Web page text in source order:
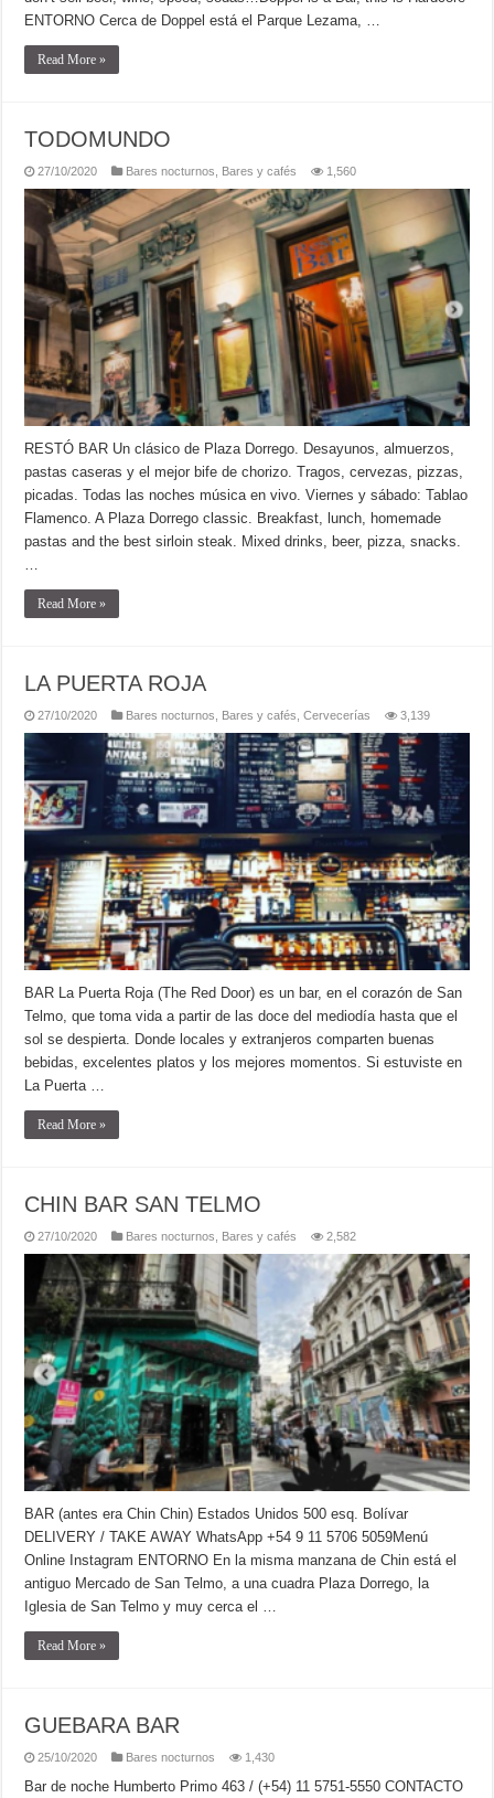
ENTORNO Cerca de Doppel está el Parque Lezama, …
Read More »
TODOMUNDO
27/10/2020 Bares nocturnos Bares y cafés 1,560
RESTÓ BAR Un clásico de Plaza Dorrego. Desayunos, almuerzos,
pastas caseras y el mejor bife de chorizo. Tragos, cervezas, pizzas,
picadas. Todas las noches música en vivo. Viernes y sábado: Tablao
Flamenco. A Plaza Dorrego classic. Breakfast, lunch, homemade
pastas and the best sirloin steak. Mixed drinks, beer, pizza, snacks.
…
Read More »
LA PUERTA ROJA
27/10/2020 Bares nocturnos Bares y cafés ,Cervecerías 3,139
BAR La Puerta Roja (The Red Door) es un bar, en el corazón de San
Telmo, que toma vida a partir de las doce del mediodía hasta que el
sol se despierta. Donde locales y extranjeros comparten buenas
bebidas, excelentes platos y los mejores momentos. Si estuviste en
La Puerta …
Read More »
CHIN BAR SAN TELMO
27/10/2020 Bares nocturnos Bares y cafés 2,582
BAR (antes era Chin Chin) Estados Unidos 500 esq. Bolívar
DELIVERY / TAKE AWAY WhatsApp +54 9 11 5706 5059Menú
Online Instagram ENTORNO En la misma manzana de Chin está el
antiguo Mercado de San Telmo, a una cuadra Plaza Dorrego, la
Iglesia de San Telmo y muy cerca el …
Read More »
GUEBARA BAR
25/10/2020 Bares nocturnos 1,430
Bar de noche Humberto Primo 463 / (+54) 11 5751-5550 CONTACTO